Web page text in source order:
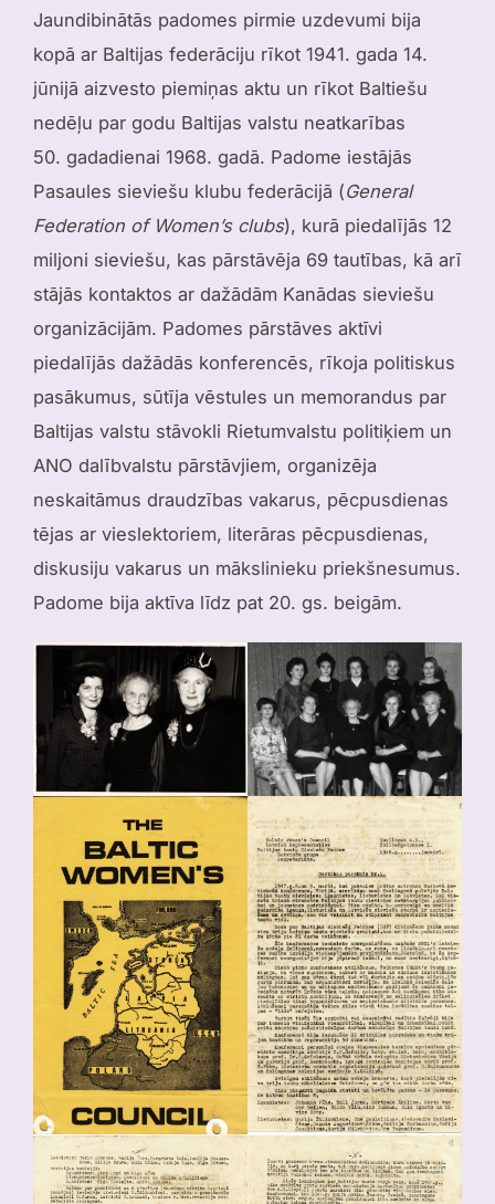
Jaundibinātās padomes pirmie uzdevumi bija
kopā ar Baltijas federāciju rīkot 1941. gada 14.
jūnijā aizvesto piemiņas aktu un rīkot Baltiešu
nedēļu par godu Baltijas valstu neatkarības
50. gadadienai 1968. gadā. Padome iestājās
Pasaules sieviešu klubu federācijā (General
Federation of Women’s clubs), kurā piedalījās 12
miljoni sieviešu, kas pārstāvēja 69 tautības, kā arī
stājās kontaktos ar dažādām Kanādas sieviešu
organizācijām. Padomes pārstāves aktīvi
piedalījās dažādās konferencēs, rīkoja politiskus
pasākumus, sūtīja vēstules un memorandus par
Baltijas valstu stāvokli Rietumvalstu politiķiem un
ANO dalībvalstu pārstāvjiem, organizēja
neskaitāmus draudzības vakarus, pēcpusdienas
tējas ar vieslektoriem, literāras pēcpusdienas,
diskusiju vakarus un mākslinieku priekšnesumus.
Padome bija aktīva līdz pat 20. gs. beigām.